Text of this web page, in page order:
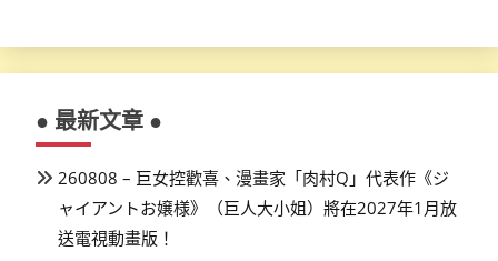
● 最新文章 ●
260808 – 巨女控歡喜、漫畫家「肉村Q」代表作《ジ
ャイアントお嬢様》（巨人大小姐）將在2027年1月放
送電視動畫版！